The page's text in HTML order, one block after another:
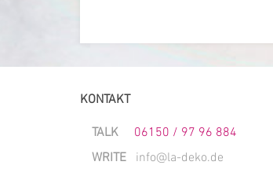
KONTAKT
TALK 06150 / 97 96 884
WRITE info@la-deko.de